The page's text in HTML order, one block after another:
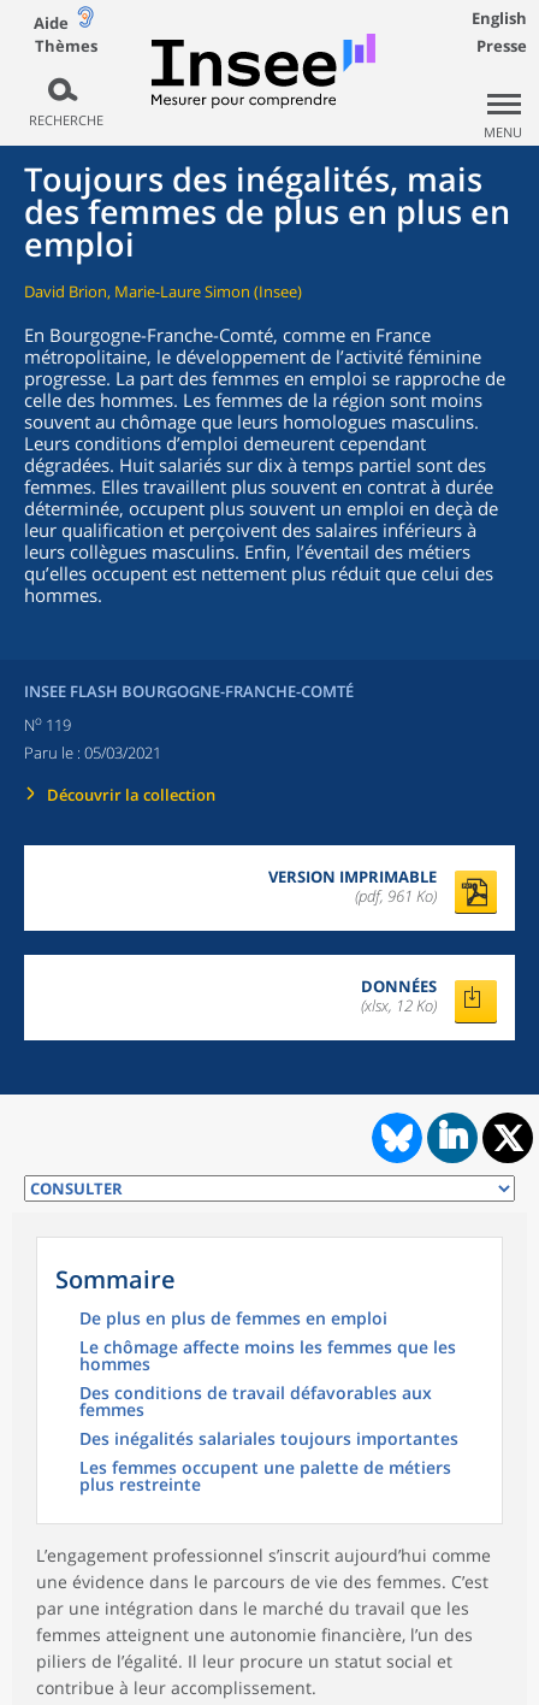
Aide
Thèmes
RECHERCHE
English
Presse
MENU
Toujours des inégalités, mais
des femmes de plus en plus en
emploi
David Brion, Marie-Laure Simon (Insee)
En Bourgogne-Franche-Comté, comme en France
métropolitaine, le développement de l’activité féminine
progresse. La part des femmes en emploi se rapproche de
celle des hommes. Les femmes de la région sont moins
souvent au chômage que leurs homologues masculins.
Leurs conditions d’emploi demeurent cependant
dégradées. Huit salariés sur dix à temps partiel sont des
femmes. Elles travaillent plus souvent en contrat à durée
déterminée, occupent plus souvent un emploi en deçà de
leur qualification et perçoivent des salaires inférieurs à
leurs collègues masculins. Enfin, l’éventail des métiers
qu’elles occupent est nettement plus réduit que celui des
hommes.
INSEE FLASH BOURGOGNE-FRANCHE-COMTÉ
No 119
Paru le : 05/03/2021
Découvrir la collection
VERSION IMPRIMABLE
(pdf, 961 Ko)
DONNÉES
(xlsx, 12 Ko)
Sommaire
De plus en plus de femmes en emploi
Le chômage affecte moins les femmes que les
hommes
Des conditions de travail défavorables aux
femmes
Des inégalités salariales toujours importantes
Les femmes occupent une palette de métiers
plus restreinte
L’engagement professionnel s’inscrit aujourd’hui comme
une évidence dans le parcours de vie des femmes. C’est
par une intégration dans le marché du travail que les
femmes atteignent une autonomie financière, l’un des
piliers de l’égalité. Il leur procure un statut social et
contribue à leur accomplissement.